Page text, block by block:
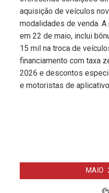
aquisição de veículos
modalidades de venda.
em 22 de maio, inclui
15 mil na troca de
financiamento com taxa
2026 e descontos
e motoristas de
MAIO